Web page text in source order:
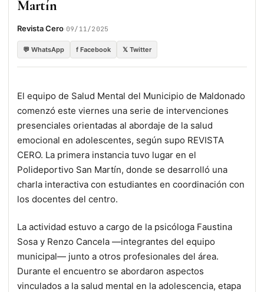
Martín
Revista Cero·09/11/2025
💬 WhatsApp f Facebook 𝕏 Twitter
El equipo de Salud Mental del Municipio de Maldonado
comenzó este viernes una serie de intervenciones
presenciales orientadas al abordaje de la salud
emocional en adolescentes, según supo REVISTA
CERO. La primera instancia tuvo lugar en el
Polideportivo San Martín, donde se desarrolló una
charla interactiva con estudiantes en coordinación con
los docentes del centro.
La actividad estuvo a cargo de la psicóloga Faustina
Sosa y Renzo Cancela —integrantes del equipo
municipal— junto a otros profesionales del área.
Durante el encuentro se abordaron aspectos
vinculados a la salud mental en la adolescencia, etapa